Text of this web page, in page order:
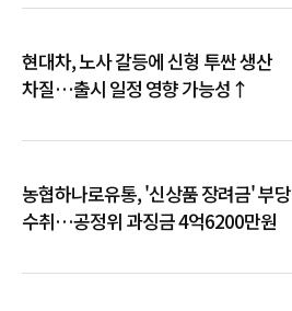
현대차, 노사 갈등에 신형 투싼 생산
차질…출시 일정 영향 가능성↑
농협하나로유통, '신상품 장려금' 부당
수취…공정위 과징금 4억6200만원